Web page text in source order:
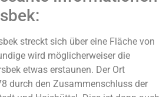
streckt sich über eine Fläche von
wird möglicherweiser die
etwas erstaunen. Der Ort
durch den Zusammenschluss der